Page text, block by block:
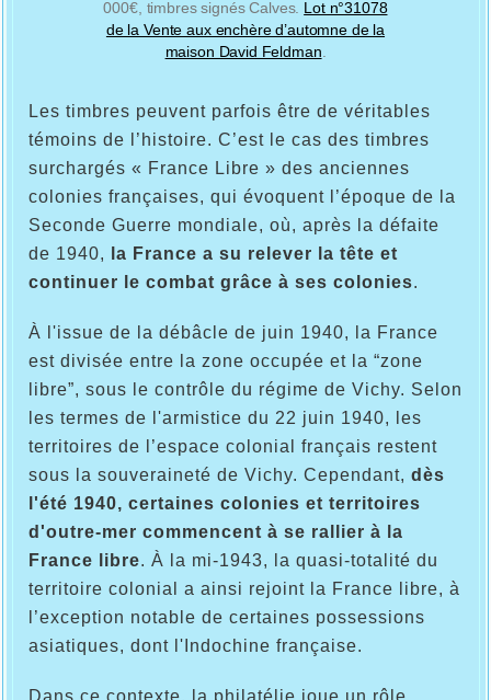
000€, timbres signés Calves. Lot n°31078
de la Vente aux enchère d’automne de la
maison David Feldman
Les timbres peuvent parfois être de véritables
témoins de l’histoire. C’est le cas des timbres
surchargés « France Libre » des anciennes
colonies françaises, qui évoquent l’époque de la
Seconde Guerre mondiale, où, après la défaite
de 1940,
la France a su relever la tête et
continuer le combat grâce à ses colonies.
À l'issue de la débâcle de juin 1940, la France
est divisée entre la zone occupée et la “zone
libre”, sous le contrôle du régime de Vichy. Selon
les termes de l'armistice du 22 juin 1940, les
territoires de l’espace colonial français restent
sous la souveraineté de Vichy. Cependant, dès
l'été 1940, certaines colonies et territoires
d'outre-mer commencent à se rallier à la
France libre. À la mi-1943, la quasi-totalité du
territoire colonial a ainsi rejoint la France libre, à
l’exception notable de certaines possessions
asiatiques, dont l'Indochine française.
Dans ce contexte, la philatélie joue un rôle